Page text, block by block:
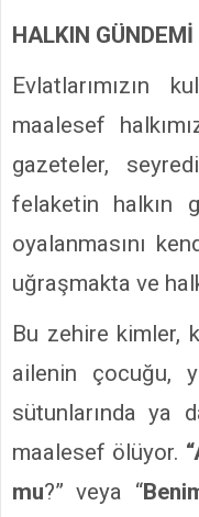
HALKIN GÜNDEMİ
Evlatlarımızın
maalesef
gazeteler,
felaketin halkın
oyalanmasını
uğraşmakta ve
Bu zehire kimler,
ailenin çocuğu,
sütunlarında ya
maalesef ölüyor.
mu?” veya “